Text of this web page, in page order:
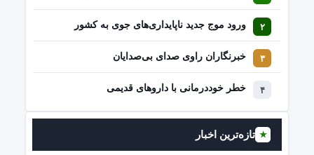
ورود موج جدید ناپایداری‌های جوی به کشور
خبرنگاران راوی صدای بی‌صدایان
خطر خوددرمانی با داروهای قدیمی
★ تازه‌ترین اخبار